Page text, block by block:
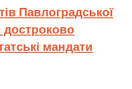
Павлоградської
достроково
мандати